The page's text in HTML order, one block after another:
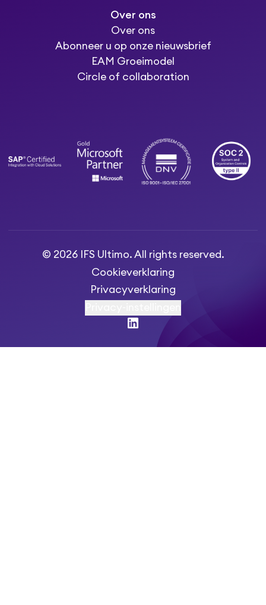
Over ons
Over ons
Abonneer u op onze nieuwsbrief
EAM Groeimodel
Circle of collaboration
© 2026 IFS Ultimo. All rights reserved.
Cookieverklaring
Privacyverklaring